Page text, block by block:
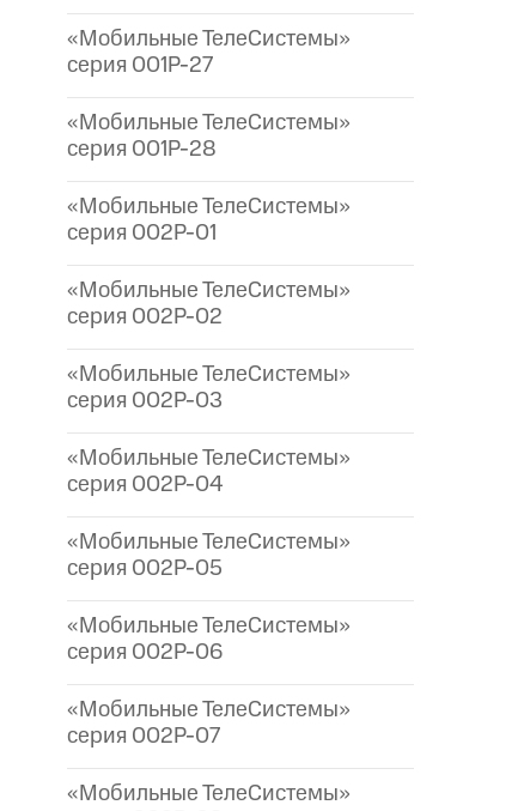
«Мобильные ТелеСистемы»
серия 001P-27
«Мобильные ТелеСистемы»
серия 001P-28
«Мобильные ТелеСистемы»
серия 002P-01
«Мобильные ТелеСистемы»
серия 002P-02
«Мобильные ТелеСистемы»
серия 002P-03
«Мобильные ТелеСистемы»
серия 002P-04
«Мобильные ТелеСистемы»
серия 002P-05
«Мобильные ТелеСистемы»
серия 002P-06
«Мобильные ТелеСистемы»
серия 002P-07
«Мобильные ТелеСистемы»